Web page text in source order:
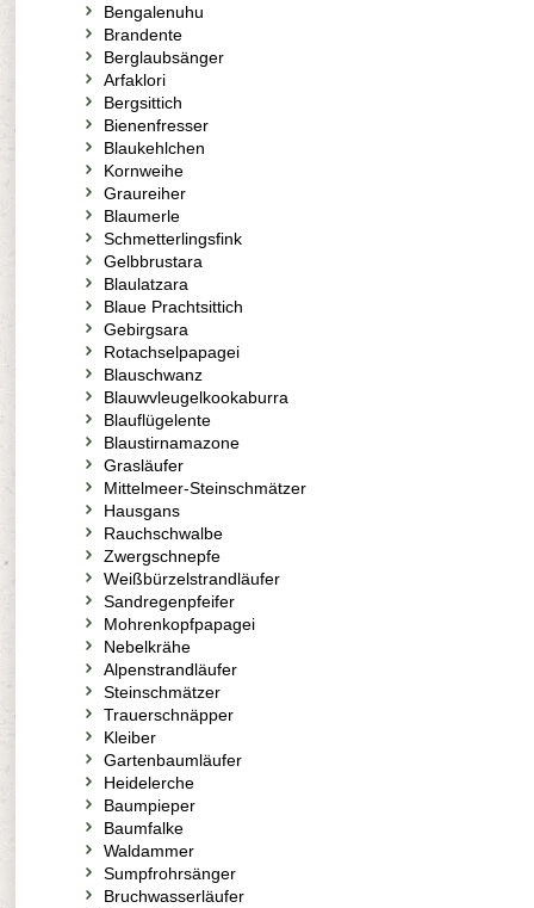
Bengalenuhu
Brandente
Berglaubsänger
Arfaklori
Bergsittich
Bienenfresser
Blaukehlchen
Kornweihe
Graureiher
Blaumerle
Schmetterlingsfink
Gelbbrustara
Blaulatzara
Blaue Prachtsittich
Gebirgsara
Rotachselpapagei
Blauschwanz
Blauwvleugelkookaburra
Blauflügelente
Blaustirnamazone
Grasläufer
Mittelmeer-Steinschmätzer
Hausgans
Rauchschwalbe
Zwergschnepfe
Weißbürzelstrandläufer
Sandregenpfeifer
Mohrenkopfpapagei
Nebelkrähe
Alpenstrandläufer
Steinschmätzer
Trauerschnäpper
Kleiber
Gartenbaumläufer
Heidelerche
Baumpieper
Baumfalke
Waldammer
Sumpfrohrsänger
Bruchwasserläufer